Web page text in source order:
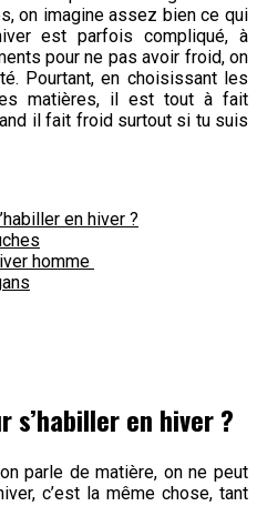
on imagine assez bien ce qui
est parfois compliqué, à
pour ne pas avoir froid, on
Pourtant, en choisissant les
matières, il est tout à fait
il fait froid surtout si tu suis
en hiver ?
homme
s’habiller en hiver ?
parle de matière, on ne peut
c’est la même chose, tant